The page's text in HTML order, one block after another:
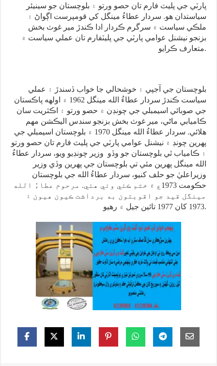
پارٽي جي پليٽ فارم تان حصو ورتو ۽ بلوچستان جو سينيئر
سياستدان هو. سردار عطاءُ مينگل کي قومپرست اڳواڻ ۽
ملڪي سياست ۾ سرگرم ڪردار ادا ڪندڙ مير غوث بخش
بزنجو نيشنل عوامي پارٽي جي پليٽفارم تان عملي سياست ۾
متعارف ڪرايو.
بلوچستان جي آجپي ۽ خوشحالي جا خواب ڏسندڙ ۽ عملي
سياست ڪندڙ سردار عطاءُ الله مينگل 1962 ۾ اولهه پاڪستان
جي صوبائي اسيمبلي جي چونڊن ۾ حصو ورتو ۽ اڪثريت سان
ڪاميابي ماڻي، مير غوث بخش بزنجو سندس اليڪشن مهم
هلائي. سردار عطاءُ الله مينگل 1970 ۾ بلوچستان اسيمبلي جي
پهرين چونڊ ۾ نيشنل عوامي پارٽي جي پليٽ فارم تان حصو ورتو
۽ ڪامياب ٿي بلوچستان جو وڏو وزير چونڊيو ويو، سردار عطاءُ
الله مينگل پهرين مئي تي بلوچستان جي پهرين وڏي وزير
وزيراعليٰ جو حلف کنيو، سردار عطاءُ الله جي بلوچستان
حڪومت 1973ع ۾ ختم ڪئي وئي هئي. مرحوم عطاءُ الله
مينگل قيد جو اقوبتون به برداشت ڪيون هيون ۽
1973 کان 1977 تائين جيل ۾ رهيو.